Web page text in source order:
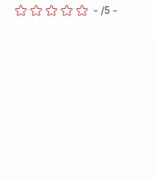
- /5 -